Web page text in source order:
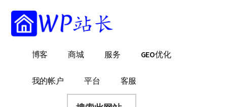
附
加
WordPress
博客 商城 服务 GEO优化
我的帐户 平台
客服